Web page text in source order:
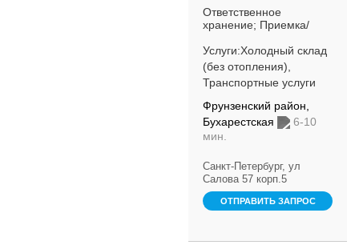
Ответственное
хранение; Приемка/
груза; Погрузо-
разгрузочные работы;
Доставка грузов между
Санкт-П...
Услуги:Холодный склад
(без отопления),
Транспортные услуги
Фрунзенский район,
Бухарестская
6-10
мин.
Санкт-Петербург, ул
Салова 57 корп.5
ОТПРАВИТЬ ЗАПРОС